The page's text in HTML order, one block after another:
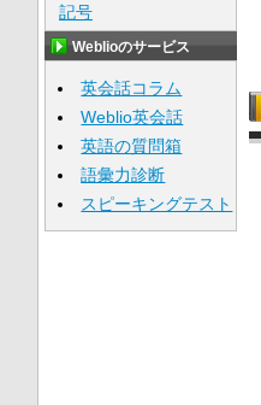
記号
Weblioのサービス
英会話コラム
Weblio英会話
英語の質問箱
語彙力診断
スピーキングテスト